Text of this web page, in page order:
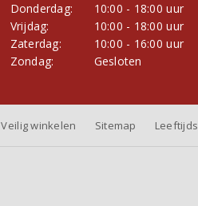
Donderdag:
10:00 - 18:00 uur
Vrijdag:
10:00 - 18:00 uur
Zaterdag:
10:00 - 16:00 uur
Zondag:
Gesloten
Veilig winkelen Sitemap